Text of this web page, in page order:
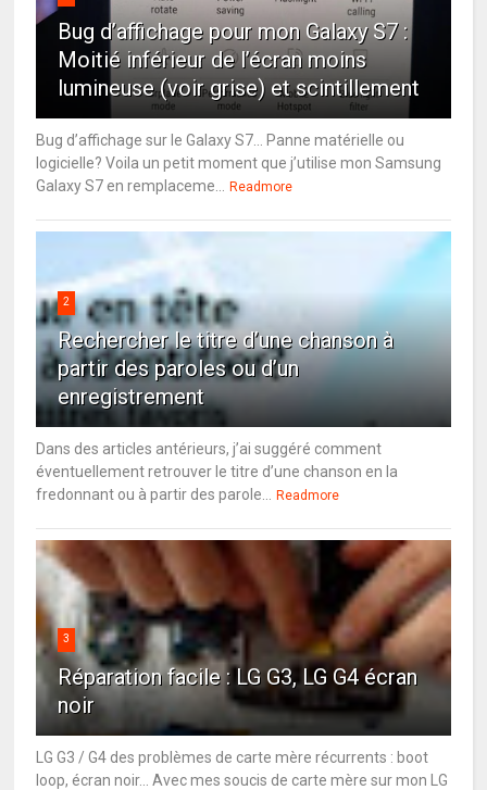
Bug d’affichage pour mon Galaxy S7 :
Moitié inférieur de l’écran moins
lumineuse (voir grise) et scintillement
Bug d’affichage sur le Galaxy S7… Panne matérielle ou
logicielle? Voila un petit moment que j’utilise mon Samsung
Galaxy S7 en remplaceme...
Readmore
2
Rechercher le titre d’une chanson à
partir des paroles ou d’un
enregistrement
Dans des articles antérieurs, j’ai suggéré comment
éventuellement retrouver le titre d’une chanson en la
fredonnant ou à partir des parole...
Readmore
3
Réparation facile : LG G3, LG G4 écran
noir
LG G3 / G4 des problèmes de carte mère récurrents : boot
loop, écran noir... Avec mes soucis de carte mère sur mon LG